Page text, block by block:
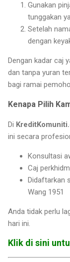
Gunakan
tunggakan
Setelah
dengan
Dengan kadar caj
dan tanpa yuran
bagi ramai
Kenapa Pilih
Di
ini secara
Konsultasi
Caj
Didaftarkan
Wang 1951
Anda tidak perlu
hari ini.
Klik di sini